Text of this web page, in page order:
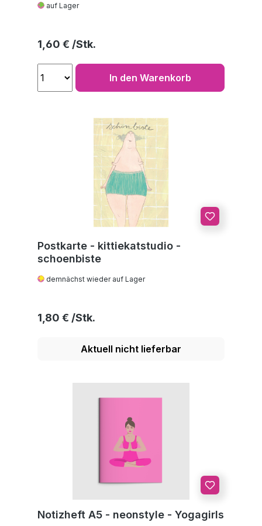
auf Lager
Regulärer Preis:
1,60 €
In den Warenkorb
Postkarte - kittiekatstudio -
schoenbiste
demnächst wieder auf Lager
Regulärer Preis:
1,80 €
Aktuell nicht lieferbar
Notizheft A5 - neonstyle - Yogagirls